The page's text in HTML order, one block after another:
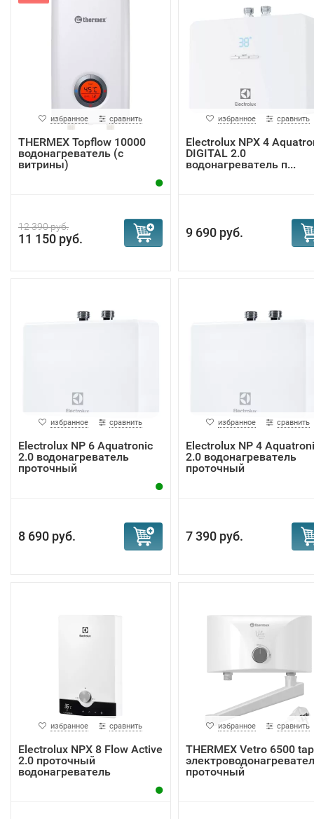
избранное сравнить
THERMEX Topflow 10000
водонагреватель (с
витрины)
12 390 руб.
11 150 руб.
избранное сравнить
Electrolux NPX 4
DIGITAL 2.0
водонагреватель п...
9 690 руб.
избранное сравнить
Electrolux NP 6 Aquatronic
2.0 водонагреватель
проточный
8 690 руб.
избранное сравнить
Electrolux NP 4
2.0 водонагреватель
проточный
7 390 руб.
избранное сравнить
Electrolux NPX 8 Flow Active
2.0 проточный
водонагреватель
избранное сравнить
THERMEX Vetro 6500 tap
проточный